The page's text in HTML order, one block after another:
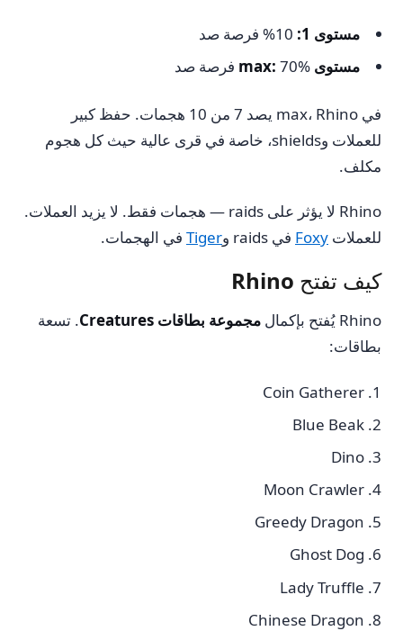
مستوى 1:
مستوى max: 70% فرصة صد
في max، Rhino يصد 7 من 10 هجمات. حفظ كبير
للعملات وshields، خاصة في قرى عالية حيث كل هجوم
مكلف.
Rhino لا يؤثر على raids — هجمات فقط. لا يزيد العملات.
للعملات Foxy في raids و Tiger في الهجمات.
كيف تفتح Rhino
Rhino يُفتح بإكمال مجموعة بطاقات Creatures
. تسعة
بطاقات:
Coin Gatherer
Blue Beak
Dino
Moon Crawler
Greedy Dragon
Ghost Dog
Lady Truffle
Chinese Dragon